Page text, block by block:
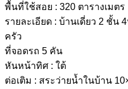
พื้นที่ใช้สอย : 320 ตารางเมตร
รายละเอียด : บ้านเดี่ยว 2 ชั้น
ครัว
ที่จอดรถ 5 คัน
หันหน้าทิศ : ใต้
ต่อเติม : สระว่ายน้ำในบ้าน